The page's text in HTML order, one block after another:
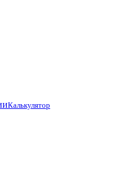
Калькулятор